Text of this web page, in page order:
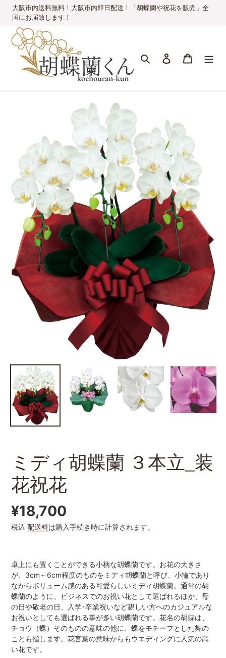
大阪市内送料無料！大阪市内即日配送！「胡蝶蘭や祝花を販売」全
国にお届致します！
検索 ログインカート
ミディ胡蝶蘭 ３本立_装
花祝花
通
常
格
¥18,700
税込 配送料は購入手続き時に計算されます。
卓上にも置くことができる小柄な胡蝶蘭です。お花の大きさ
が、3cm～6cm程度のものをミディ胡蝶蘭と呼び、小輪であり
ながらボリューム感のある可愛らしいミディ胡蝶蘭。通常の胡
蝶蘭のように、ビジネスでのお祝い花として選ばれるほか、母
の日や敬老の日、入学･卒業祝いなど親しい方へのカジュアルな
お祝いとしても選ばれる事が多い胡蝶蘭です。花名の胡蝶は、
チョウ（蝶）そのものの意味の他に、蝶をモチーフとした舞の
ことも指します。花言葉の意味からもウエディングに人気の高
い花です。